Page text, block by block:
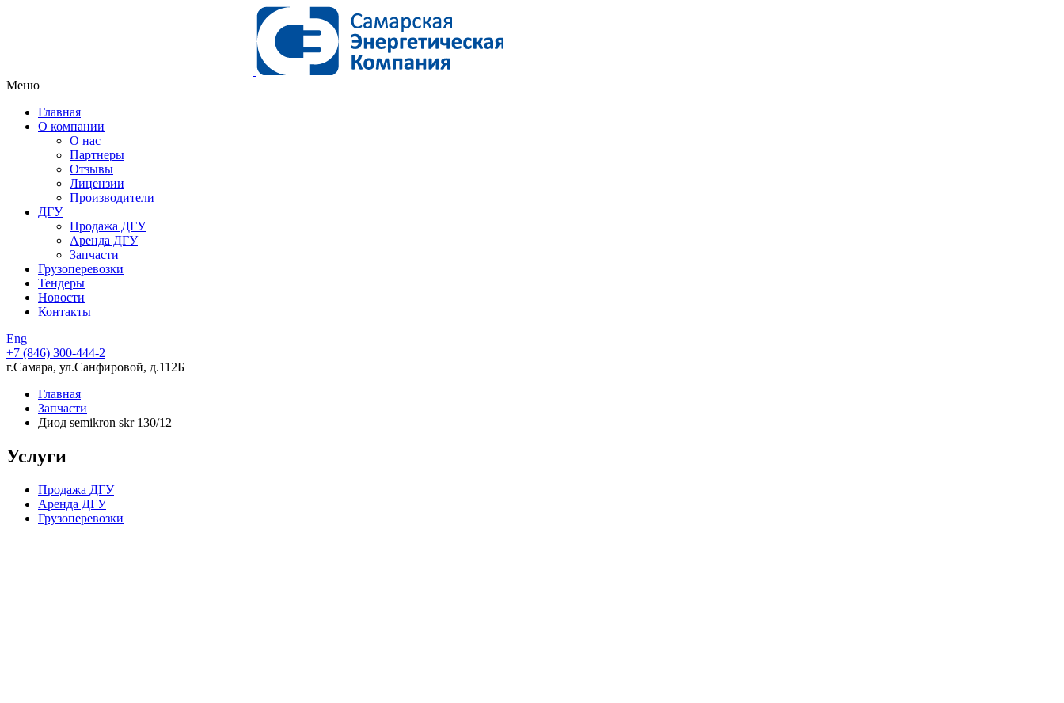
Меню
Главная
О компании
О нас
Партнеры
Отзывы
Лицензии
Производители
ДГУ
Продажа ДГУ
Аренда ДГУ
Запчасти
Грузоперевозки
Тендеры
Новости
Контакты
Eng
+7 (846) 300-444-2
г.Самара, ул.Санфировой, д.112Б
Главная
Запчасти
Диод semikron skr 130/12
Услуги
Продажа ДГУ
Аренда ДГУ
Грузоперевозки